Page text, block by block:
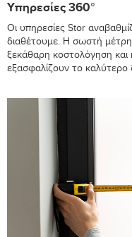
Υπηρεσίες 360°
Οι υπηρεσίες Stor
διαθέτουμε. Η σωστή
ξεκάθαρη κοστολόγηση
εξασφαλίζουν το